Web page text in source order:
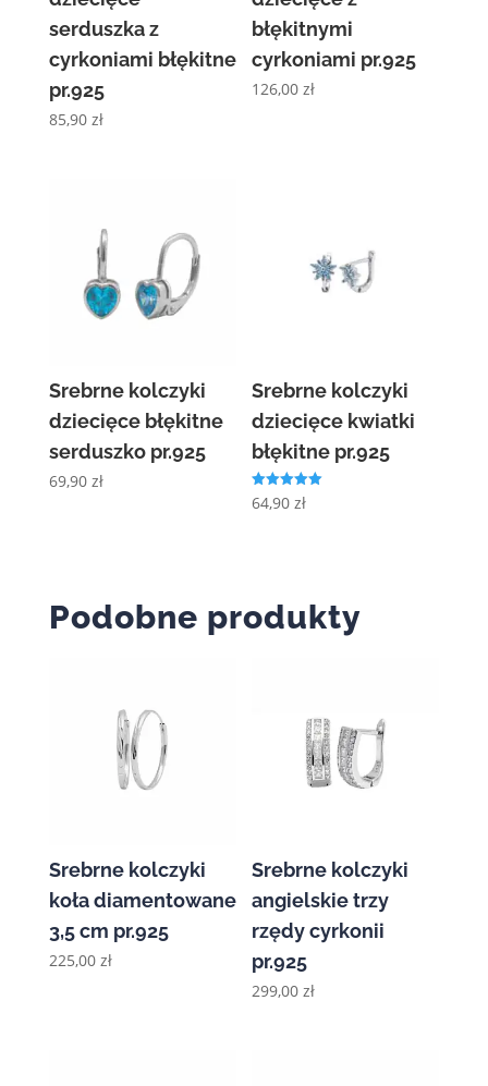
serduszka z
cyrkoniami błękitne
pr.925
85,90 zł
błękitnymi
cyrkoniami pr.925
126,00zł
Srebrne kolczyki
dziecięce błękitne
serduszko pr.925
69,90 zł
Srebrne kolczyki
dziecięce kwiatki
błękitne pr.925
Oceniono
5.00
64,90zł
Podobne produkty
Srebrne kolczyki
koła diamentowane
3,5 cm pr.925
225,00 zł
Srebrne kolczyki
angielskie trzy
rzędy cyrkonii
pr.925
299,00zł